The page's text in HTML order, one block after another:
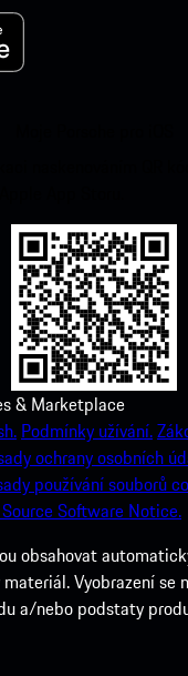
& Marketplace
Podmínky užívání.
ochrany osobních
používání souborů
Software Notice.
obsahovat
materiál. Vyobrazení
a/nebo podstaty